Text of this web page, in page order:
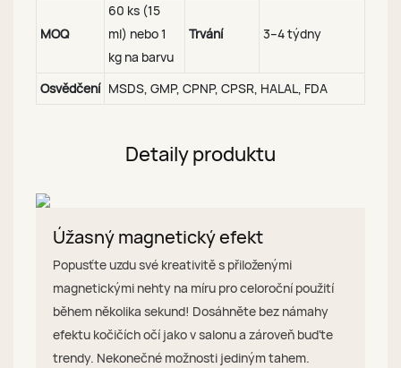
MOQ
60 ks (15
ml) nebo 1
kg na barvu
Trvání 3–4 týdny
Osvědčení MSDS, GMP, CPNP, CPSR, HALAL, FDA
Detaily produktu
Úžasný magnetický efekt
Popusťte uzdu své kreativitě s přiloženými
magnetickými nehty na míru pro celoroční použití
během několika sekund! Dosáhněte bez námahy
efektu kočičích očí jako v salonu a zároveň buďte
trendy. Nekonečné možnosti jediným tahem.